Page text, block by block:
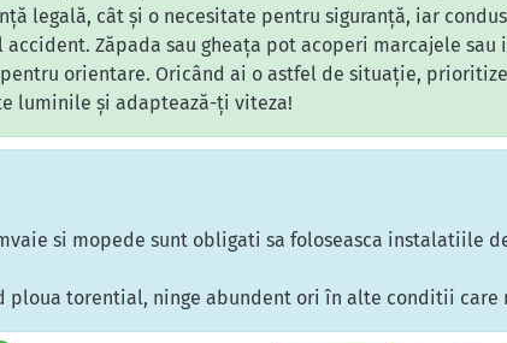
legală, cât și o necesitate pentru siguranță, iar
Zăpada sau gheața pot acoperi marcajele
orientare. Oricând ai o astfel de situație,
luminile și adaptează-ți viteza!
si mopede sunt obligati sa foloseasca instalatiile
torential, ninge abundent ori în alte conditii care